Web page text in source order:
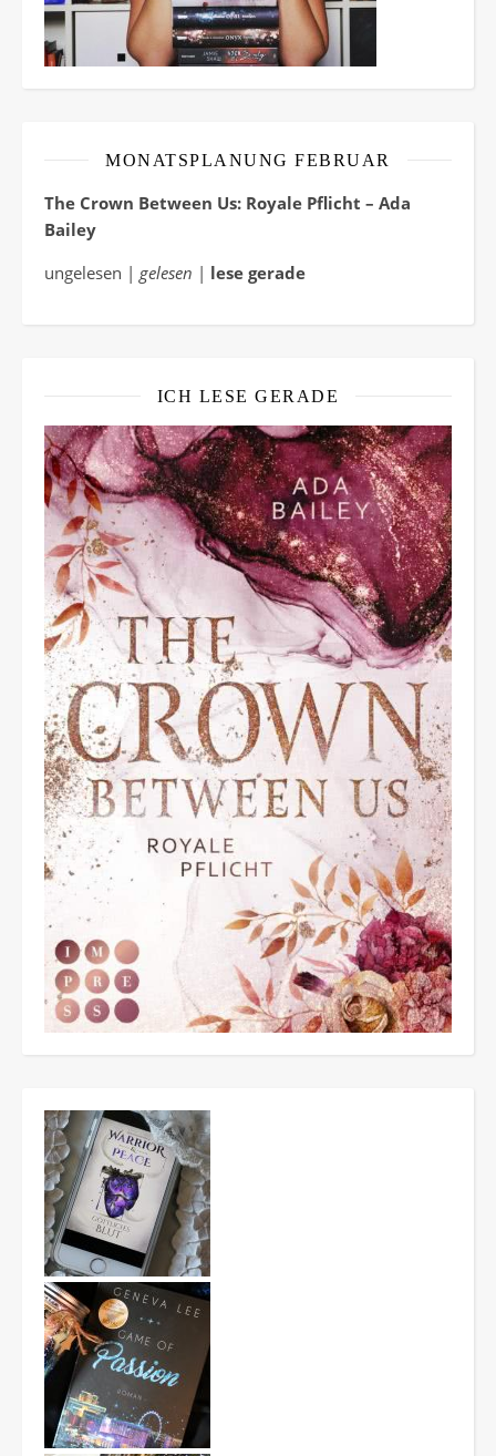
MONATSPLANUNG FEBRUAR
The Crown Between Us: Royale Pflicht – Ada
Bailey
ungelesen | gelesen | lese gerade
ICH LESE GERADE